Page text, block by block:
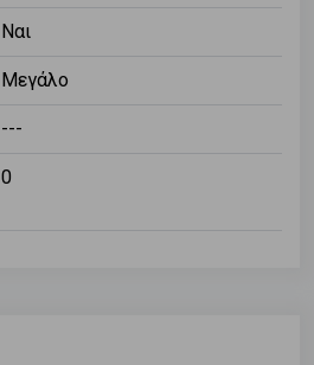
Ναι
Μεγάλο
---
0